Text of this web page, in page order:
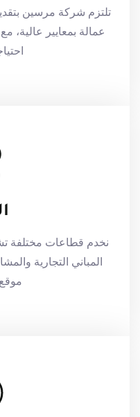
تلتزم شركة مرسين
عمالة بمعايير عالية،
نخدم قطاعات مختلفة
المباني التجارية